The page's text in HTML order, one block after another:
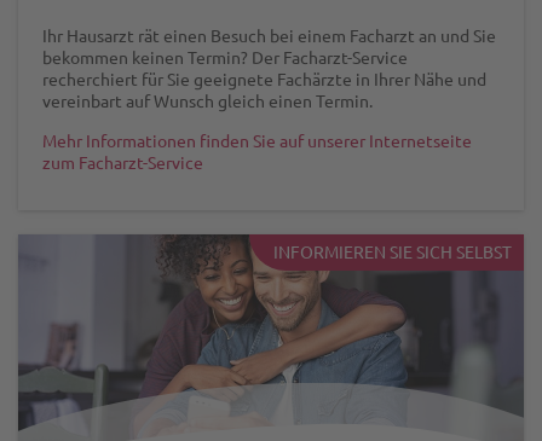
Ihr Hausarzt rät einen Besuch bei einem Facharzt an und Sie
bekommen keinen Termin? Der Facharzt-Service
recherchiert für Sie geeignete Fachärzte in Ihrer Nähe und
vereinbart auf Wunsch gleich einen Termin.
Mehr Informationen finden Sie auf unserer Internetseite
zum Facharzt-Service
INFORMIEREN SIE SICH SELBST